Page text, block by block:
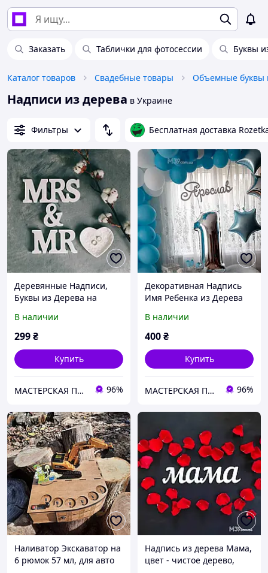
Заказать Таблички для фотосессии Буквы
Каталог товаров Свадебные товары
Надписи из дерева в Украине
Фильтры Бесплатная доставка
Деревянные Надписи,
Буквы из Дерева на
дерево, длина - 20 см
В наличии
299₴
Купить
МАСТЕРСКАЯ ПОДАРКОВ 96%
Декоративная Надпись
Имя Ребенка из Дерева
дерево, длина - 20 см
В наличии
400₴
Купить
МАСТЕРСКАЯ ПОДАРКОВ 96%
Наливатор Экскаватор на
6 рюмок 57 мл, для авто
Надпись из дерева Мама,
цвет - чистое дерево,